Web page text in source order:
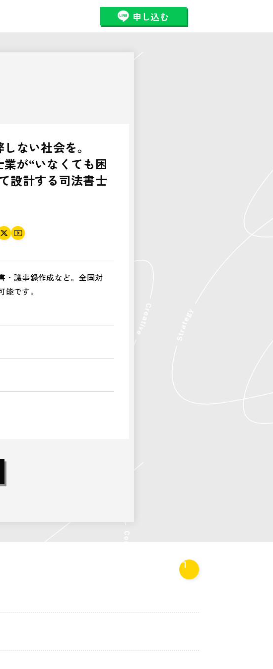
申し込む
ない社会を。
が“いなくても困
設計する司法書士
・議事録作成など。全国対
です。